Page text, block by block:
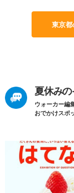
東京
夏休み
ウォーカー編
おでかけスポ